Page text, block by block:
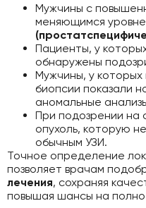
Мужчины с
меняющимся
Пациенты, у
обнаружены
Мужчины, у
биопсии показали
аномальные
При подозрении на
опухоль, которую
обычным УЗИ.
Точное определение
позволяет врачам
лечения, сохраняя
повышая шансы на